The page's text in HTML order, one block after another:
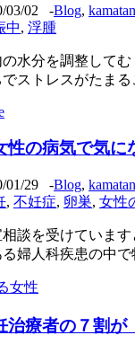
03/02 -Blog,
中, 浮腫
水分を調整して
でストレスがたま
性の病気で気
01/29 -Blog,
, 不妊症, 卵巣, 女性
談を受けていま
る婦人科疾患の中
治療者の７割が